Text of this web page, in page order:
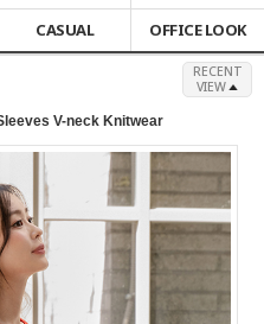
CASUAL OFFICE LOOK
RECENT
VIEW
V-neck Knitwear